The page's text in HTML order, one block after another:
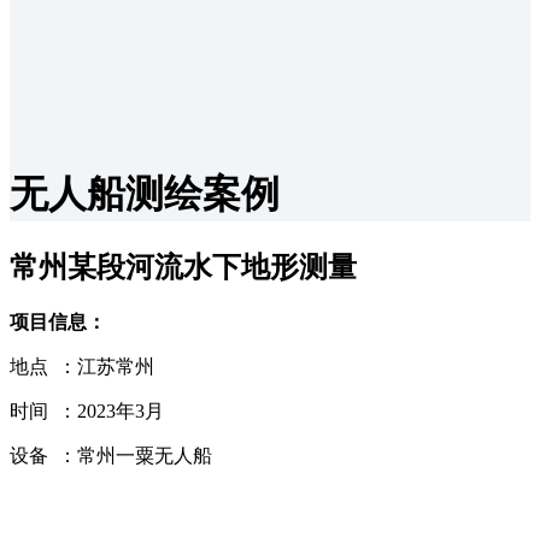
无人船测绘案例
常州某段河流水下地形测量
项目信息：
地点 ：江苏常州
时间 ：2023年3月
设备 ：常州一粟无人船